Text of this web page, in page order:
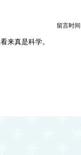
留言时间
来真是科学。